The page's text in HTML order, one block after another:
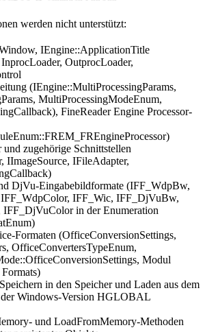
werden nicht unterstützt:
IEngine::ApplicationTitle
OutprocLoader,
(IEngine::MultiProcessingParams,
MultiProcessingModeEnum,
FineReader Engine Processor-
und zugehörige Schnittstellen
IImageSource, IFileAdapter,
DjVu-Eingabebildformate (IFF_WdpBw,
IFF_Wic, IFF_DjVuBw,
in der Enumeration
Formaten (OfficeConversionSettings,
OfficeConvertersTypeEnum,
Modul
in den Speicher und Laden aus dem
der Windows-Version HGLOBAL
und LoadFromMemory-Methoden